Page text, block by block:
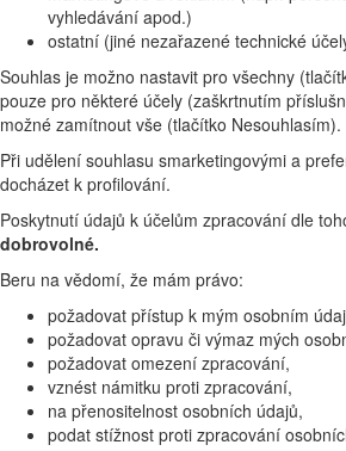
vyhledávání apod.)
ostatní (jiné nezařazené technické
Souhlas je možno nastavit pro všechny
pouze pro některé účely (zaškrtnutím
možné zamítnout vše (tlačítko Nesouhlasím).
Při udělení souhlasu smarketingovými a
docházet k profilování.
Poskytnutí údajů k účelům zpracování dle
dobrovolné.
Beru na vědomí, že mám právo:
požadovat přístup k mým osobním
požadovat opravu či výmaz mých
požadovat omezení zpracování,
vznést námitku proti zpracování,
na přenositelnost osobních údajů,
podat stížnost proti zpracování